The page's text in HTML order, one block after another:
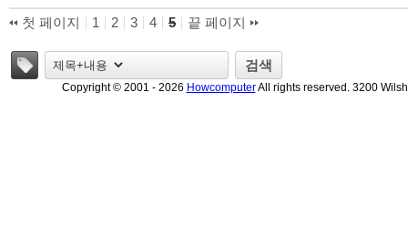
첫 페이지 1 2 3 4 5
끝 페이지
검색
Copyright © 2001 - 2026 HowcomputerAll rights reserved. 3200